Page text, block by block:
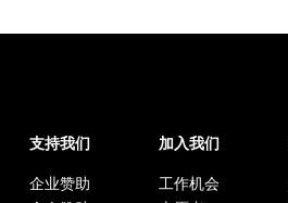
支持我们
企业赞助
加入我们
工作机会